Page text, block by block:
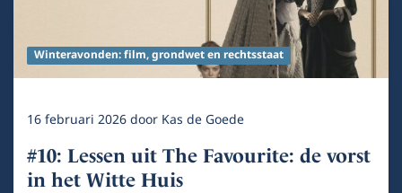
Winteravonden: film, grondwet en rechtsstaat
16 februari 2026door Kas de Goede
#10: Lessen uit The Favourite: de vorst
in het Witte Huis